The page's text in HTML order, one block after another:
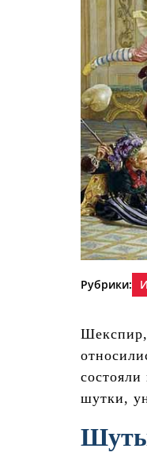
Рубрики:
шутки,
Шуты